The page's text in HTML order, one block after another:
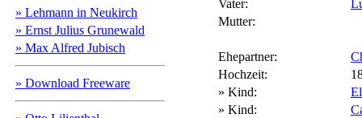
» Lehmann in Neukirch
» Ernst Julius Grunewald
» Max Alfred Jubisch
» Download Freeware
Vater:
Mutter:
Ehepartner:
Hochzeit:
» Kind:
» Kind: